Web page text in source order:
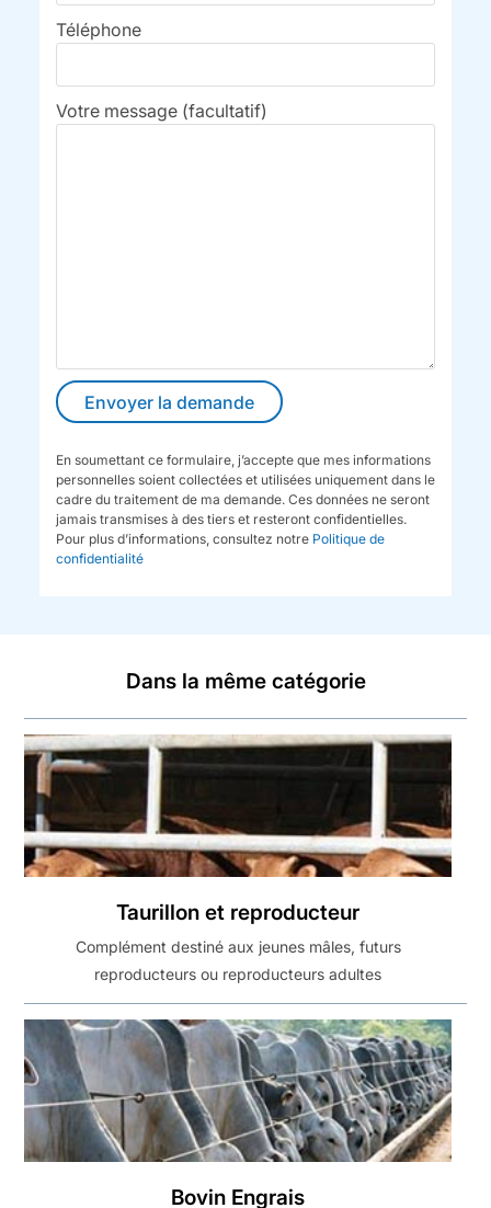
Téléphone
Votre message (facultatif)
En soumettant ce formulaire, j’accepte que mes informations
personnelles soient collectées et utilisées uniquement dans le
cadre du traitement de ma demande. Ces données ne seront
jamais transmises à des tiers et resteront confidentielles.
Pour plus d’informations, consultez notre Politique de
confidentialité
Dans la même catégorie
Taurillon et reproducteur
Complément destiné aux jeunes mâles, futurs
reproducteurs ou reproducteurs adultes
Bovin Engrais